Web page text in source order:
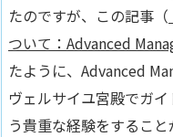
たのですが、この記事（
ついて：Advanced
たように、 Advanced
ヴェルサイユ宮殿でガ
う貴重な経験をするこ